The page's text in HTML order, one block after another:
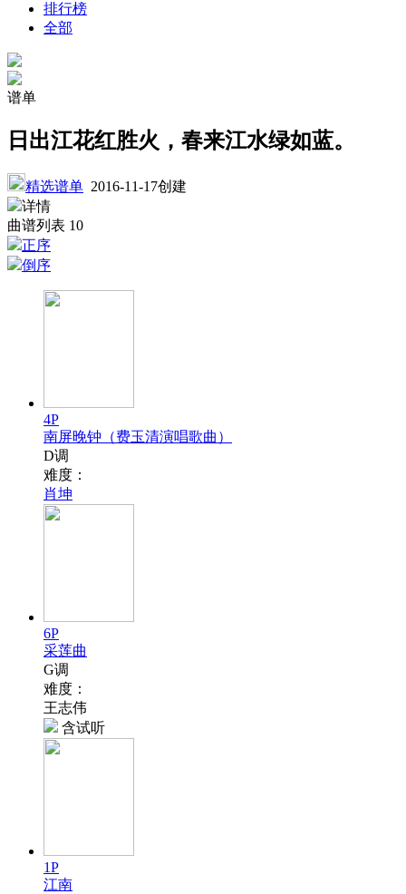
排行榜
全部
谱单
日出江花红胜火，春来江水绿如蓝。
精选谱单 2016-11-17创建
详情
曲谱列表 10
正序
倒序
4P
南屏晚钟（费玉清演唱歌曲）
D调
难度：
肖坤
6P
采莲曲
G调
难度：
王志伟
含试听
1P
江南